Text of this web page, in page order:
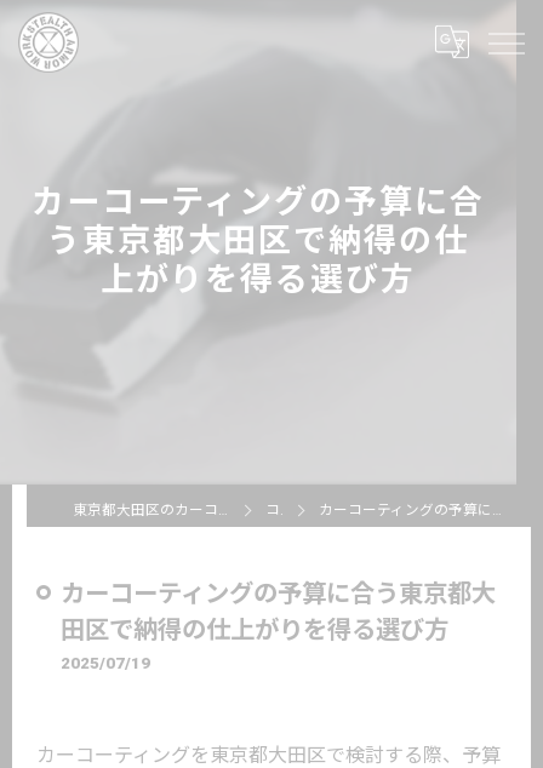
カーコーティングの予算に合
う東京都大田区で納得の仕
上がりを得る選び方
東京都大田区のカーコーティングならSTEALTH ARMOR WORKS コラム カーコーティングの予算に合う東京都大田区で納得の仕上がりを得る選び方
カーコーティングの予算に合う東京都大
田区で納得の仕上がりを得る選び方
2025/07/19
カーコーティングを東京都大田区で検討する際、予算